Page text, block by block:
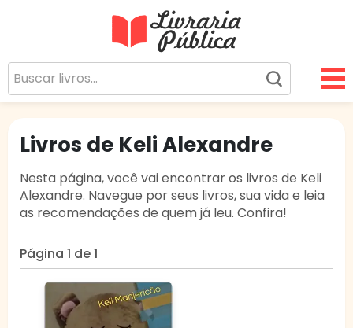
Sua Biblioteca Virtual Gratuita
Livros de Keli Alexandre
Nesta página, você vai encontrar os livros de Keli
Alexandre. Navegue por seus livros, sua vida e leia
as recomendações de quem já leu. Confira!
Página 1 de 1